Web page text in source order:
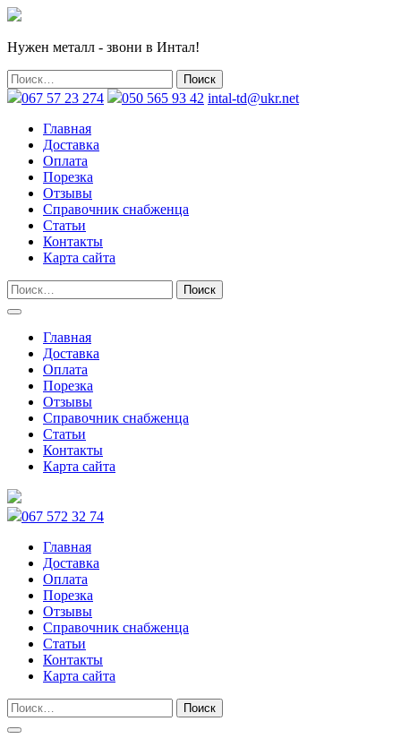
Нужен металл - звони в Интал!
067 57 23 274 050 565 93 42 intal-td@ukr.net
Главная
Доставка
Оплата
Порезка
Отзывы
Справочник снабженца
Статьи
Контакты
Карта сайта
Главная
Доставка
Оплата
Порезка
Отзывы
Справочник снабженца
Статьи
Контакты
Карта сайта
067 572 32 74
Главная
Доставка
Оплата
Порезка
Отзывы
Справочник снабженца
Статьи
Контакты
Карта сайта